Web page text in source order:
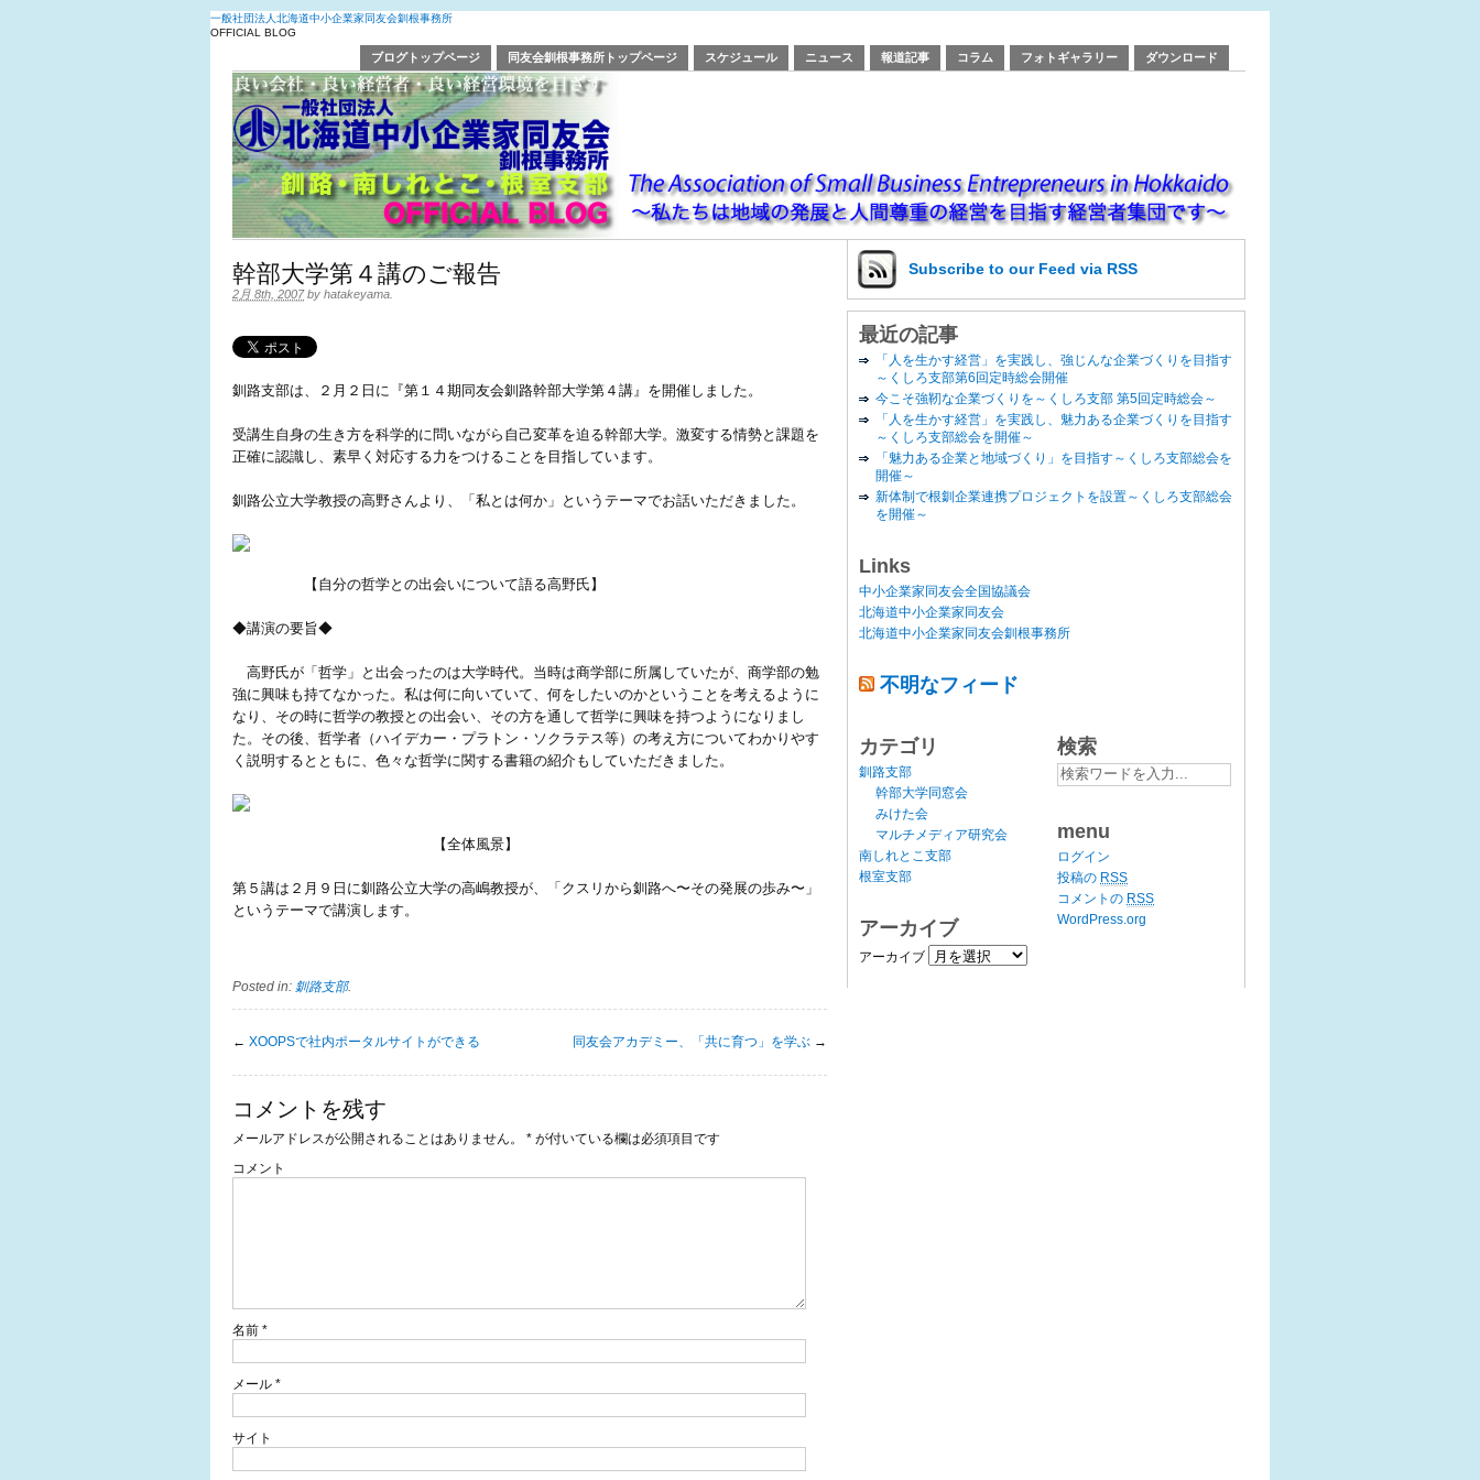
一般社団法人北海道中小企業家同友会釧根事務所
OFFICIAL BLOG
ブログトップページ 同友会釧根事務所トップページ スケジュール ニュース 報道記事 コラム フォトギャラリー ダウンロード
幹部大学第４講のご報告
2月 8th, 2007 by hatakeyama
釧路支部は、２月２日に『第１４期同友会釧路幹部大学第４講』を開催しました。
受講生自身の生き方を科学的に問いながら自己変革を迫る幹部大学。激変する情勢と課題を
正確に認識し、素早く対応する力をつけることを目指しています。
釧路公立大学教授の高野さんより、「私とは何か」というテーマでお話いただきました。
【自分の哲学との出会いについて語る高野氏】
◆講演の要旨◆
高野氏が「哲学」と出会ったのは大学時代。当時は商学部に所属していたが、商学部の勉
強に興味も持てなかった。私は何に向いていて、何をしたいのかということを考えるように
なり、その時に哲学の教授との出会い、その方を通して哲学に興味を持つようになりまし
た。その後、哲学者（ハイデカー・プラトン・ソクラテス等）の考え方についてわかりやす
く説明するとともに、色々な哲学に関する書籍の紹介もしていただきました。
【全体風景】
第５講は２月９日に釧路公立大学の高嶋教授が、「クスリから釧路へ〜その発展の歩み〜」
というテーマで講演します。
Posted in: 釧路支部.
← XOOPSで社内ポータルサイトができる 同友会アカデミー、「共に育つ」を学ぶ →
コメントを残す
メールアドレスが公開されることはありません。 * が付いている欄は必須項目です
コメント
名前 *
メール *
サイト
Subscribe to our Feed via RSS
最近の記事
「人を生かす経営」を実践し、強じんな企業づくりを目指す
～くしろ支部第6回定時総会開催
今こそ強靭な企業づくりを～くしろ支部 第5回定時総会～
「人を生かす経営」を実践し、魅力ある企業づくりを目指す
～くしろ支部総会を開催～
「魅力ある企業と地域づくり」を目指す～くしろ支部総会を
開催～
新体制で根釧企業連携プロジェクトを設置～くしろ支部総会
を開催～
Links
中小企業家同友会全国協議会
北海道中小企業家同友会
北海道中小企業家同友会釧根事務所
不明なフィード
カテゴリ
釧路支部
幹部大学同窓会
みけた会
マルチメディア研究会
南しれとこ支部
根室支部
アーカイブ
アーカイブ
検索
menu
ログイン
投稿の RSS
コメントの RSS
WordPress.org